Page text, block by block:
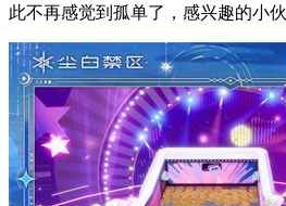
此不再感觉到孤单了，感兴趣的小